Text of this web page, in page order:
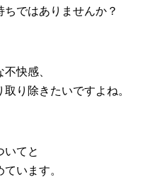
ではありませんか？
快感、
り除きたいですよね。
いてと
います。